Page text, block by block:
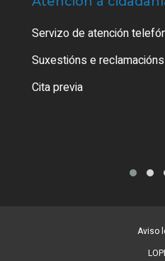
Servizo de atención
Suxestións e reclamacións
Cita previa
Aviso